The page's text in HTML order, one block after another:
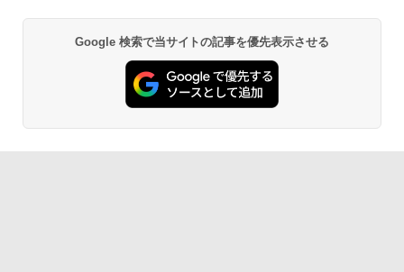
Google 検索で当サイトの記事を優先表示させる